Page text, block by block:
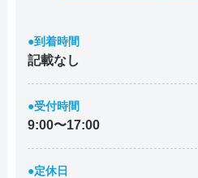
●到着時間
記載なし
●受付時間
9:00〜17:00
●定休日